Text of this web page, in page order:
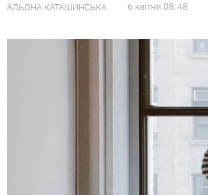
АЛЬОНА КАТАШИНСЬКА 6 квiтня 08:48